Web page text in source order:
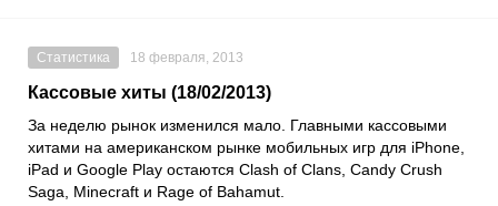
Статистика 18 февраля, 2013
Кассовые хиты (18/02/2013)
За неделю рынок изменился мало. Главными кассовыми
хитами на американском рынке мобильных игр для iPhone,
iPad и Google Play остаются Clash of Clans, Candy Crush
Saga, Minecraft и Rage of Bahamut.